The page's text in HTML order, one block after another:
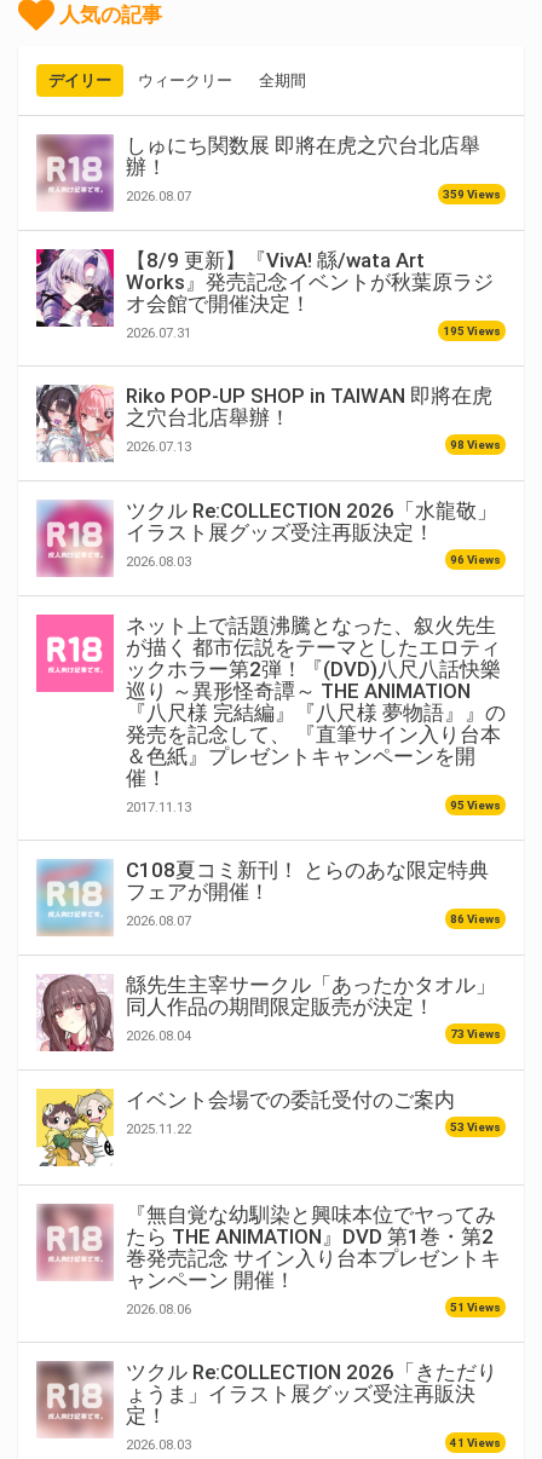
人気の記事
デイリー ウィークリー 全期間
しゅにち関数展 即將在虎之穴台北店舉
辦！
2026.08.07 359 Views
【8/9 更新】『VivA! 緜/wata Art
Works』発売記念イベントが秋葉原ラジ
オ会館で開催決定！
2026.07.31 195 Views
Riko POP-UP SHOP in TAIWAN 即將在虎
之穴台北店舉辦！
2026.07.13 98 Views
ツクル Re:COLLECTION 2026「水龍敬」
イラスト展グッズ受注再販決定！
2026.08.03 96 Views
ネット上で話題沸騰となった、叙火先生
が描く 都市伝説をテーマとしたエロティ
ックホラー第2弾！『(DVD)八尺八話快樂
巡り ～異形怪奇譚～ THE ANIMATION
『八尺様 完結編』『八尺様 夢物語』』の
発売を記念して、 『直筆サイン入り台本
＆色紙』プレゼントキャンペーンを開
催！
2017.11.13 95 Views
C108夏コミ新刊！ とらのあな限定特典
フェアが開催！
2026.08.07 86 Views
緜先生主宰サークル「あったかタオル」
同人作品の期間限定販売が決定！
2026.08.04 73 Views
イベント会場での委託受付のご案内
2025.11.22 53 Views
『無自覚な幼馴染と興味本位でヤってみ
たら THE ANIMATION』DVD 第1巻・第2
巻発売記念 サイン入り台本プレゼントキ
ャンペーン 開催！
2026.08.06 51 Views
ツクル Re:COLLECTION 2026「きただり
ょうま」イラスト展グッズ受注再販決
定！
2026.08.03 41 Views